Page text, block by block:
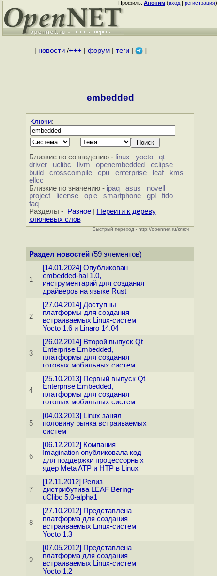
Профиль:Аноним(вход|регистрация)
[ новости/+++ форум| теги| ]
embedded
Ключи:
Близкие по совпадению - linux yocto
qt
driver
uclibc llvm openembedded
eclipse
build
crosscompile cpu enterprise leaf
kms
ellcc
Близкие по значению - ipaq asus
novell
project
license opie smartphone gpl
fido
faq
Разделы -
Разное|
Перейти к дереву
ключевых слов
Быстрый переход - http://opennet.ru/ключ
Раздел новостей(59 элементов)
1
[14.01.2024] Опубликован
embedded-hal 1.0,
инструментарий для создания
драйверов на языке Rust
2
[27.04.2014] Доступны
платформы для создания
встраиваемых Linux-систем
Yocto 1.6 и Linaro 14.04
3
[26.02.2014] Второй выпуск Qt
Enterprise Embedded,
платформы для создания
готовых мобильных систем
4
[25.10.2013] Первый выпуск Qt
Enterprise Embedded,
платформы для создания
готовых мобильных систем
5
[04.03.2013] Linux занял
половину рынка встраиваемых
систем
6
[06.12.2012] Компания
Imagination опубликовала код
для поддержки процессорных
ядер Meta ATP и HTP в Linux
7
[12.11.2012] Релиз
дистрибутива LEAF Bering-
uClibc 5.0-alpha1
8
[27.10.2012] Представлена
платформа для создания
встраиваемых Linux-систем
Yocto 1.3
9
[07.05.2012] Представлена
платформа для создания
встраиваемых Linux-систем
Yocto 1.2